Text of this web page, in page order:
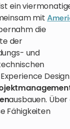
ein
mit
die
der
und
Design
ausbauen. Über
Fähigkeiten